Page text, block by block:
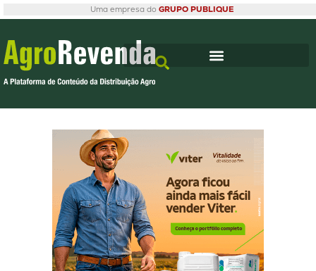
Uma empresa do GRUPO PUBLIQUE